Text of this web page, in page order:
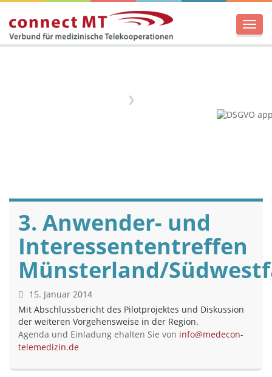
Menü
3. Anwender- und
Interessententreffen
Münsterland/
15. Januar 2014
Mit Abschlussbericht des Pilotprojektes und Diskussion
der weiteren Vorgehensweise in der Region.
Agenda und Einladung ehalten Sie von info@medecon-
telemedizin.de